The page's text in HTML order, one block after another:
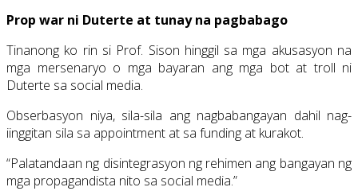
Prop war ni Duterte at tunay na pagbabago
Tinanong ko rin si Prof. Sison hinggil sa mga akusasyon na
mga mersenaryo o mga bayaran ang mga bot at troll ni
Duterte sa social media.
Obserbasyon niya, sila-sila ang nagbabangayan dahil nag-
iinggitan sila sa appointment at sa funding at kurakot.
“Palatandaan ng disintegrasyon ng rehimen ang bangayan ng
mga propagandista nito sa social media.”